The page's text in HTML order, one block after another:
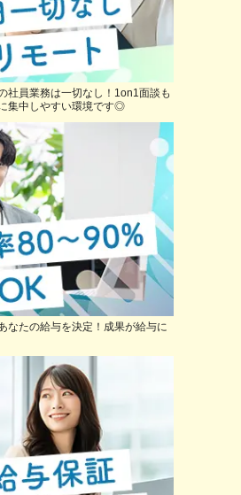
社員業務は一切なし！1on1面談も
集中しやすい環境です◎
なたの給与を決定！成果が給与に